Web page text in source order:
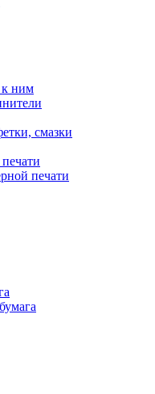
к ним
смазки
печати